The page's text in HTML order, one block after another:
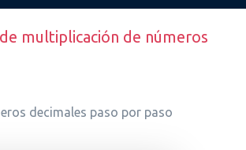
multiplicación de números
decimales paso por paso